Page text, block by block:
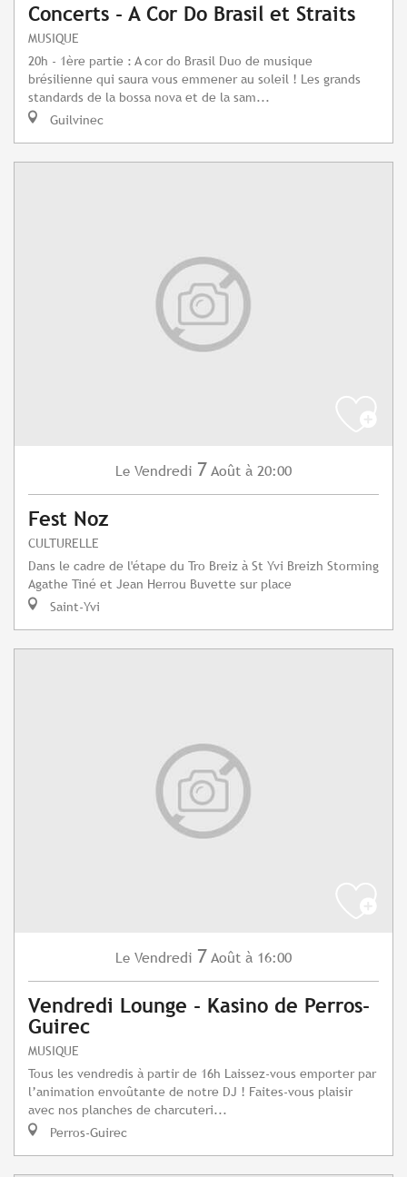
Concerts - A Cor Do Brasil et Straits
MUSIQUE
20h - 1ère partie : A cor do Brasil Duo de musique
brésilienne qui saura vous emmener au soleil ! Les grands
standards de la bossa nova et de la sam...
Guilvinec
Le Vendredi 7 Août à 20:00
Fest Noz
CULTURELLE
Dans le cadre de l'étape du Tro Breiz à St Yvi Breizh Storming
Agathe Tiné et Jean Herrou Buvette sur place
Saint-Yvi
Le Vendredi 7 Août à 16:00
Vendredi Lounge - Kasino de Perros-
Guirec
MUSIQUE
Tous les vendredis à partir de 16h Laissez-vous emporter par
l’animation envoûtante de notre DJ ! Faites-vous plaisir
avec nos planches de charcuteri...
Perros-Guirec